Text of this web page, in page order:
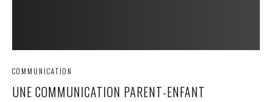
COMMUNICATION
UNE COMMUNICATION PARENT-ENFANT